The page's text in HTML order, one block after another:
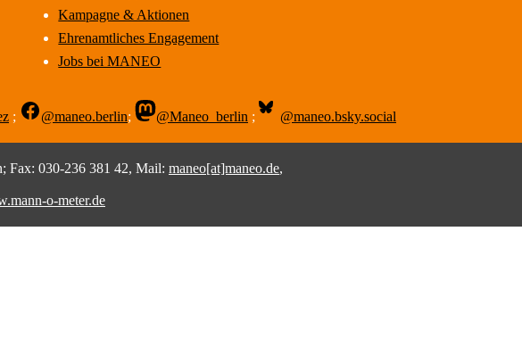
Kampagne & Aktionen
Ehrenamtliches Engagement
Jobs bei MANEO
; @maneo.berlin; @Maneo_berlin ; @maneo.bsky.social
Fax: 030-236 381 42, Mail: maneo[at]maneo.de,
o-meter.de